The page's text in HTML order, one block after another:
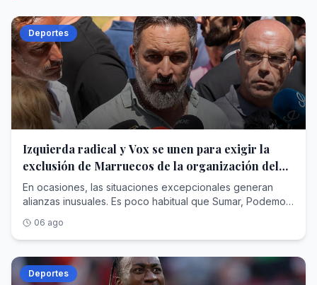
Deportes
Izquierda radical y Vox se unen para exigir la
exclusión de Marruecos de la organización del
Mundial de 2030
En ocasiones, las situaciones excepcionales generan
alianzas inusuales. Es poco habitual que Sumar, Podemos
cuestión, aunque parecen haber encontrado un punto de
concordancia en la participación de Marruecos en la
organización del Mundial 2030 tras la crisis migratoria
sufrida en Ceuta. Por primera vez, coinciden: las tres
06 ago
Deportes